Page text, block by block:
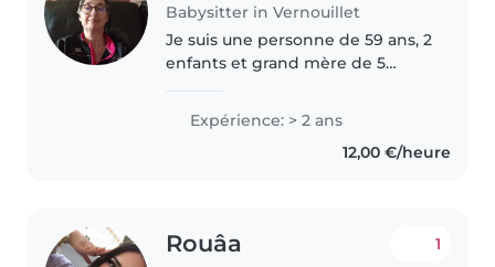
Babysitter in Vernouillet
Je suis une personne de 59 ans, 2
enfants et grand mère de 5
dynamique. je favorise les jeux et
les sorties plein air. La sécurité
Expérience: > 2 ans
12,00 €/heure
Rouâa 1